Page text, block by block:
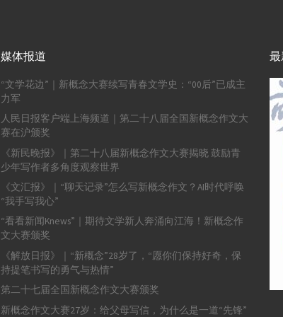
媒体报道
“文学花边”｜新概念大赛续写青春文学史：“00后”已成主
力军
人民日报客户端上海频道｜第二十八届全国新概念作文大
赛在沪颁奖
《新民晚报》｜第二十八届新概念作文大赛揭晓 鼓励青
少年写作者多角度观察世界
《文汇报》｜“聊天记录”怎么写新概念作文？AI时代呼唤
“我手写我心”
“看看新闻Knews”｜期待文学新人奔涌向江海！新概念作
文大赛颁奖
《解放日报》｜“新概念”28岁了，“愿你们保持好奇，保
持提笔书写的勇气与热情”
第二十七届全国新概念作文大赛颁奖
新概念作文大赛27岁：给父母写信，为什么是一道“先锋”